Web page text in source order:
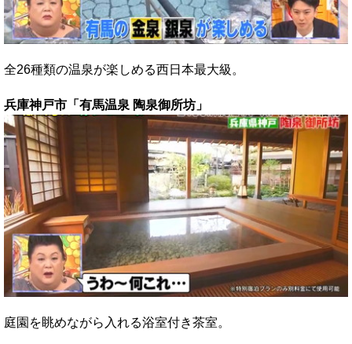
全26種類の温泉が楽しめる西日本最大級。
兵庫神戸市「有馬温泉 陶泉御所坊」
庭園を眺めながら入れる浴室付き茶室。